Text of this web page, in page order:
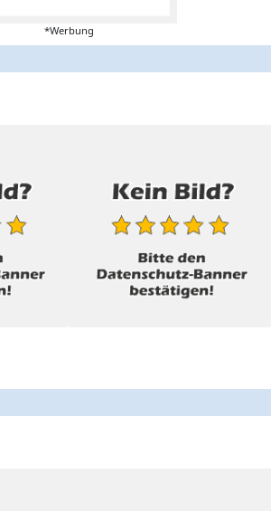
*Werbung